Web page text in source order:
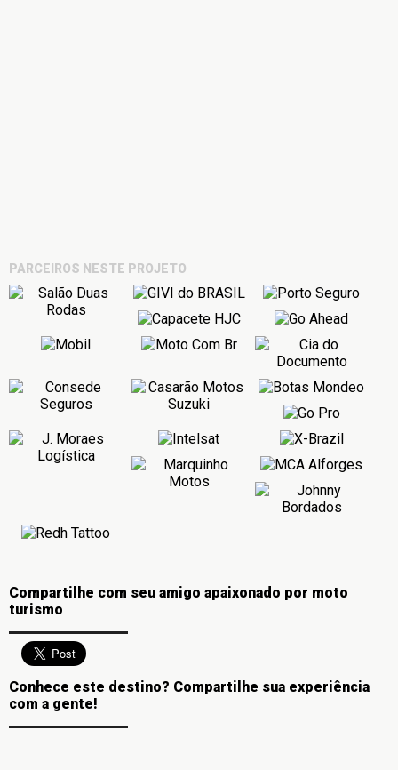
PARCEIROS NESTE PROJETO
Compartilhe com seu amigo apaixonado por moto
turismo
Conhece este destino? Compartilhe sua experiência
com a gente!